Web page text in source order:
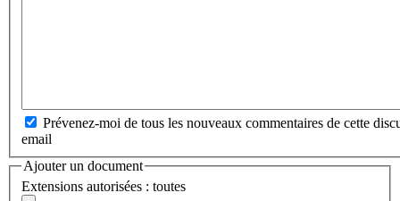
Prévenez-moi de tous les nouveaux commentaires de cette
email
Ajouter un document
Extensions autorisées : toutes